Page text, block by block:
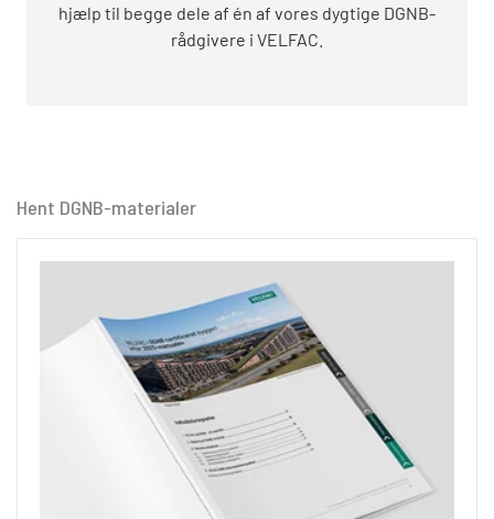
hjælp til begge dele af én af vores dygtige DGNB-
rådgivere i VELFAC.
Hent DGNB-materialer